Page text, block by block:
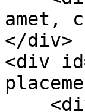
amet,
</div>
<div